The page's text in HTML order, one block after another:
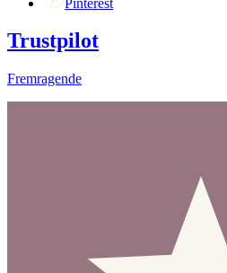
Trustpilot
Fremragende